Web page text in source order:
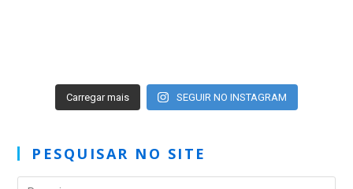
Carregar mais SEGUIR NO INSTAGRAM
PESQUISAR NO SITE